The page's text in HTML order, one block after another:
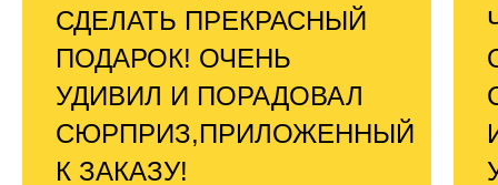
СДЕЛАТЬ ПРЕКРАСНЫЙ
ПОДАРОК! ОЧЕНЬ
УДИВИЛ И ПОРАДОВАЛ
СЮРПРИЗ,ПРИЛОЖЕННЫЙ
К ЗАКАЗУ!